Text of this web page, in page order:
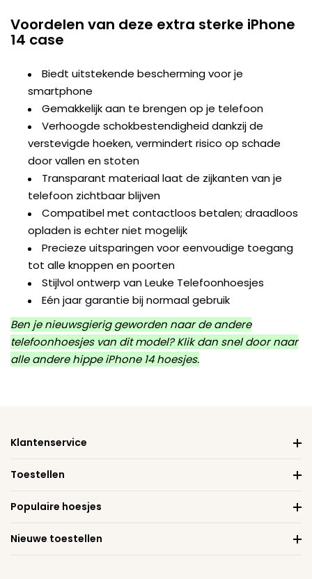
Voordelen van deze extra sterke iPhone
14 case
Biedt uitstekende bescherming voor je
smartphone
Gemakkelijk aan te brengen op je telefoon
Verhoogde schokbestendigheid dankzij de
verstevigde hoeken, vermindert risico op schade
door vallen en stoten
Transparant materiaal laat de zijkanten van je
telefoon zichtbaar blijven
Compatibel met contactloos betalen; draadloos
opladen is echter niet mogelijk
Precieze uitsparingen voor eenvoudige toegang
tot alle knoppen en poorten
Stijlvol ontwerp van Leuke Telefoonhoesjes
Eén jaar garantie bij normaal gebruik
Ben je nieuwsgierig geworden naar de andere
telefoonhoesjes van dit model? Klik dan snel door naar
alle anderehippe iPhone 14 hoesjes.
Klantenservice
Toestellen
Populaire hoesjes
Nieuwe toestellen